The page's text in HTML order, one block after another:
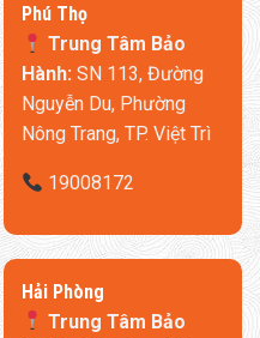
​Phú Thọ
Trung Tâm Bảo
Hành:SN 113, Đường
Nguyễn Du, Phường
Nông Trang, TP. Việt Trì
19008172
​Hải Phòng
Trung Tâm Bảo